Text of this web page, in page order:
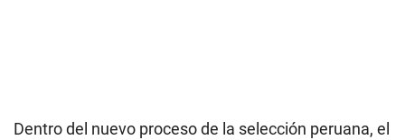
Dentro del nuevo proceso de la selección peruana, el